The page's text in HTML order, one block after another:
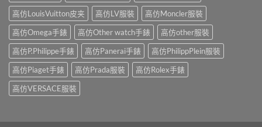
高仿LouisVuitton皮夹
高仿LV服裝
高仿Moncler服裝
高仿Omega手錶
高仿Other watch手錶
高仿other服裝
高仿P.Philippe手錶
高仿Panerai手錶
高仿PhilippPlein服裝
高仿Piaget手錶
高仿Prada服裝
高仿Rolex手錶
高仿VERSACE服裝